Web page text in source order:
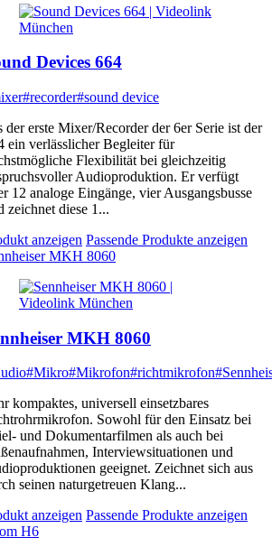
Devices 664
#recorder#sound device
der erste Mixer/Recorder der 6er Serie ist der
ein verlässlicher Begleiter für
Flexibilität bei gleichzeitig
Audioproduktion. Er verfügt
12 analoge Eingänge, vier Ausgangsbusse
zeichnet diese 1...
anzeigen Passende Produkte anzeigen
MKH 8060
MKH 8060
#Mikro#Mikrofon#richtmikrofon
kompaktes, universell einsetzbares
Sowohl für den Einsatz bei
und Dokumentarfilmen als auch bei
Interviewsituationen und
geeignet. Zeichnet sich aus
seinen naturgetreuen Klang...
anzeigen Passende Produkte anzeigen
H6